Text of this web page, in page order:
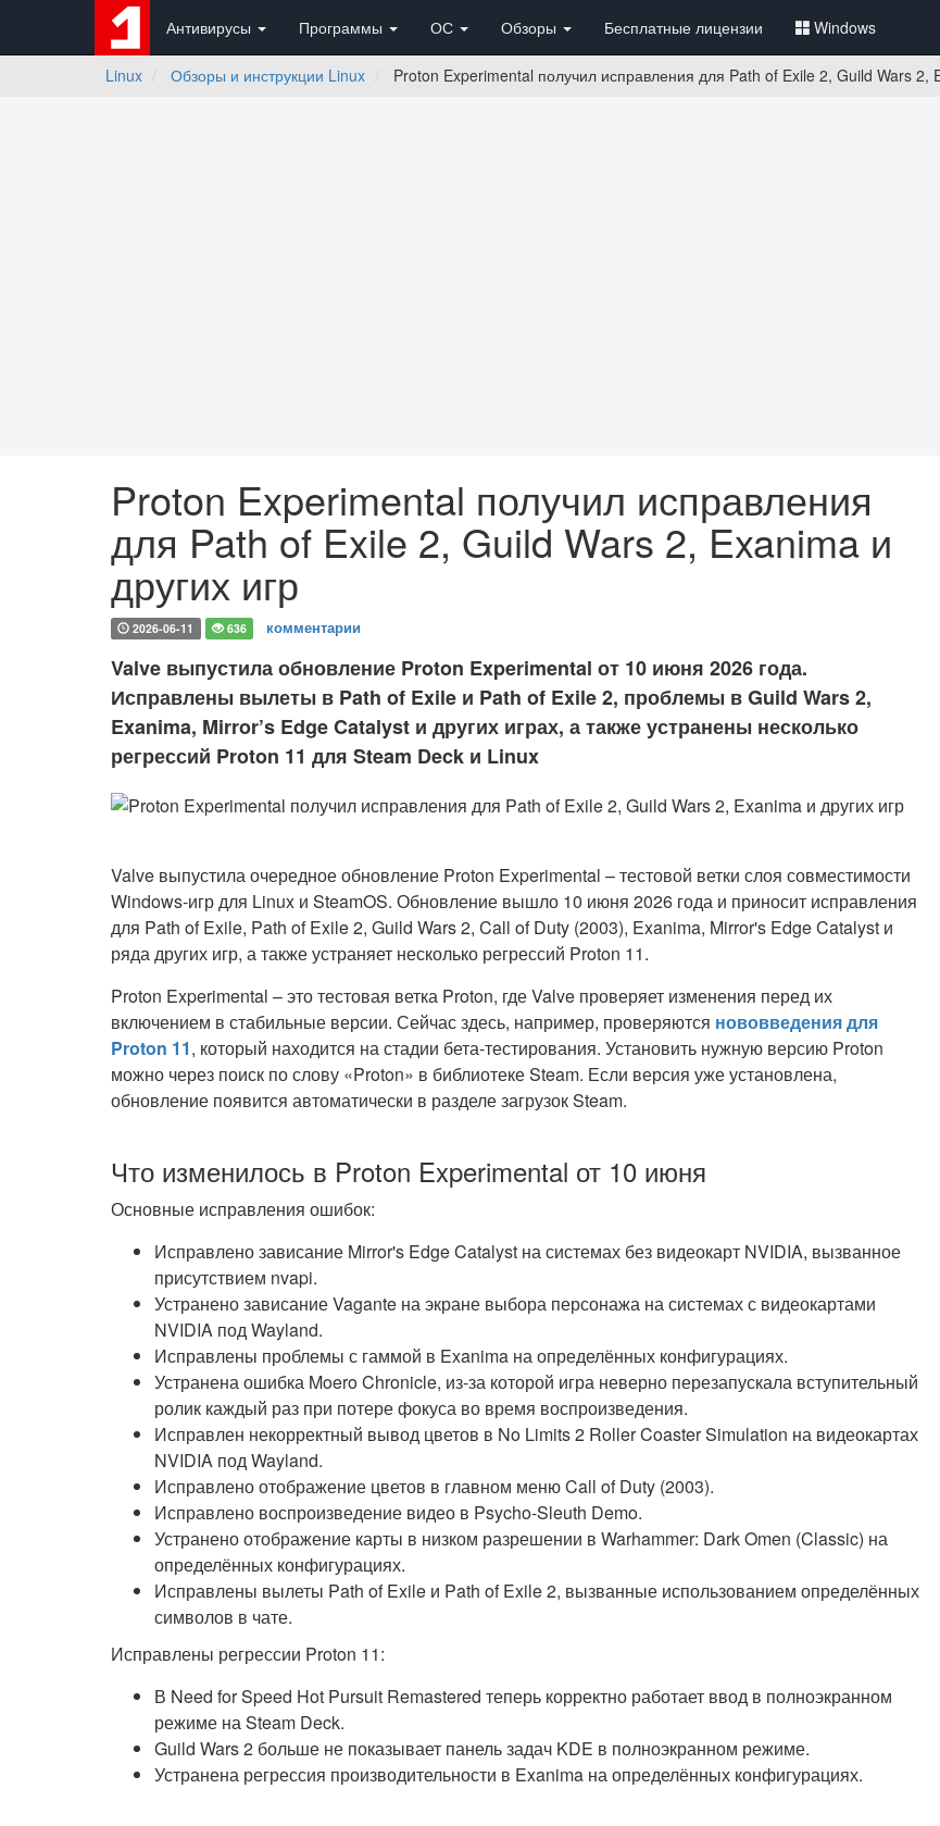
Антивирусы Программы ОС Обзоры Бесплатные лицензии Windows
Linux Обзоры и инструкции Linux Proton Experimental получил исправления для Path of Exile 2, Guild Wars 2,
Proton Experimental получил исправления
для Path of Exile 2, Guild Wars 2, Exanima и
других игр
2026-06-11 636 комментарии
Valve выпустила обновление Proton Experimental от 10 июня 2026 года.
Исправлены вылеты в Path of Exile и Path of Exile 2, проблемы в Guild Wars 2,
Exanima, Mirror’s Edge Catalyst и других играх, а также устранены несколько
регрессий Proton 11 для Steam Deck и Linux
Valve выпустила очередное обновление Proton Experimental – тестовой ветки слоя совместимости
Windows-игр для Linux и SteamOS. Обновление вышло 10 июня 2026 года и приносит исправления
для Path of Exile, Path of Exile 2, Guild Wars 2, Call of Duty (2003), Exanima, Mirror's Edge Catalyst и
ряда других игр, а также устраняет несколько регрессий Proton 11.
Proton Experimental – это тестовая ветка Proton, где Valve проверяет изменения перед их
включением в стабильные версии. Сейчас здесь, например, проверяются нововведения для
Proton 11, который находится на стадии бета-тестирования. Установить нужную версию Proton
можно через поиск по слову «Proton» в библиотеке Steam. Если версия уже установлена,
обновление появится автоматически в разделе загрузок Steam.
Что изменилось в Proton Experimental от 10 июня
Основные исправления ошибок:
Исправлено зависание Mirror's Edge Catalyst на системах без видеокарт NVIDIA, вызванное
присутствием nvapi.
Устранено зависание Vagante на экране выбора персонажа на системах с видеокартами
NVIDIA под Wayland.
Исправлены проблемы с гаммой в Exanima на определённых конфигурациях.
Устранена ошибка Moero Chronicle, из-за которой игра неверно перезапускала вступительный
ролик каждый раз при потере фокуса во время воспроизведения.
Исправлен некорректный вывод цветов в No Limits 2 Roller Coaster Simulation на видеокартах
NVIDIA под Wayland.
Исправлено отображение цветов в главном меню Call of Duty (2003).
Исправлено воспроизведение видео в Psycho-Sleuth Demo.
Устранено отображение карты в низком разрешении в Warhammer: Dark Omen (Classic) на
определённых конфигурациях.
Исправлены вылеты Path of Exile и Path of Exile 2, вызванные использованием определённых
символов в чате.
Исправлены регрессии Proton 11:
В Need for Speed Hot Pursuit Remastered теперь корректно работает ввод в полноэкранном
режиме на Steam Deck.
Guild Wars 2 больше не показывает панель задач KDE в полноэкранном режиме.
Устранена регрессия производительности в Exanima на определённых конфигурациях.